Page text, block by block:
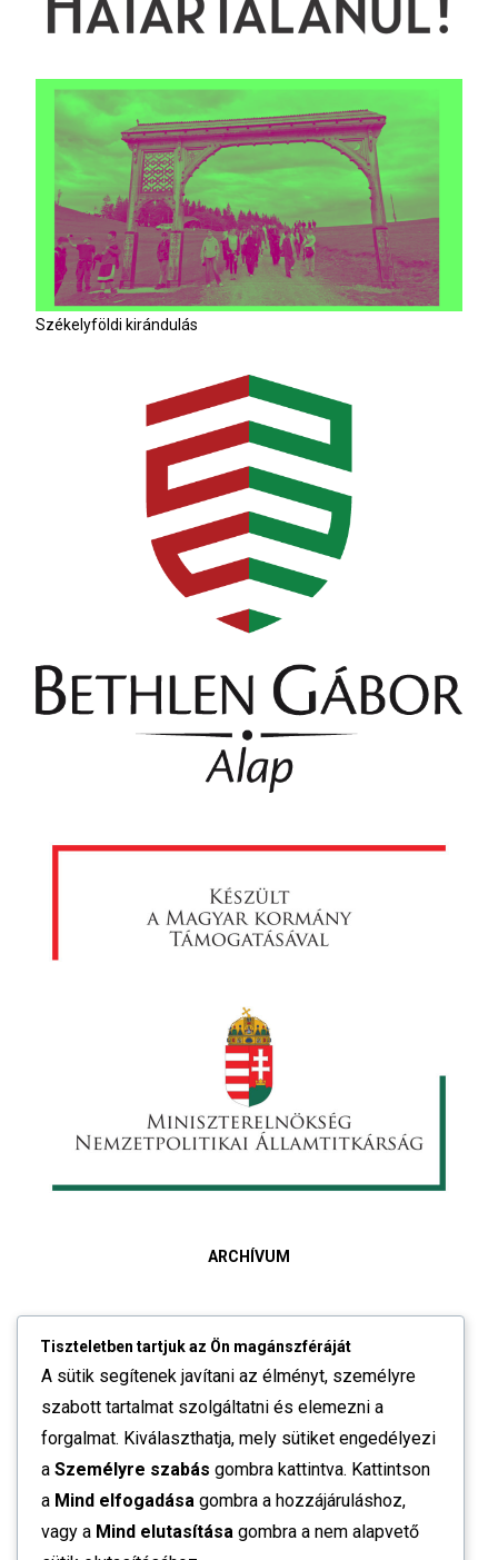
Székelyföldi kirándulás
ARCHÍVUM
2026. május
2026. április
2026. február
Tiszteletben tartjuk az Ön magánszféráját
A sütik segítenek javítani az élményt, személyre
szabott tartalmat szolgáltatni és elemezni a
forgalmat. Kiválaszthatja, mely sütiket engedélyezi
a Személyre szabás gombra kattintva. Kattintson
a Mind elfogadása gombra a hozzájáruláshoz,
vagy a Mind elutasítása gombra a nem alapvető